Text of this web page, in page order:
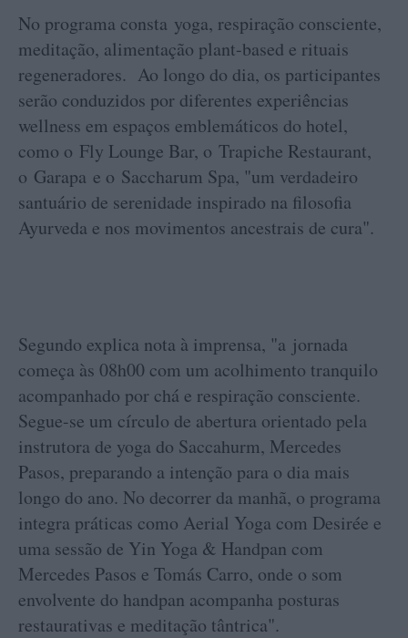
No programa consta yoga, respiração consciente,
meditação, alimentação plant-based e rituais
regeneradores. Ao longo do dia, os participantes
serão conduzidos por diferentes experiências
wellness em espaços emblemáticos do hotel,
como o Fly Lounge Bar, o Trapiche Restaurant,
o Garapa e o Saccharum Spa, "um verdadeiro
santuário de serenidade inspirado na filosofia
Ayurveda e nos movimentos ancestrais de cura".
Segundo explica nota à imprensa, "a jornada
começa às 08h00 com um acolhimento tranquilo
acompanhado por chá e respiração consciente.
Segue-se um círculo de abertura orientado pela
instrutora de yoga do Saccahurm, Mercedes
Pasos, preparando a intenção para o dia mais
longo do ano. No decorrer da manhã, o programa
integra práticas como Aerial Yoga com Desirée e
uma sessão de Yin Yoga & Handpan com
Mercedes Pasos e Tomás Carro, onde o som
envolvente do handpan acompanha posturas
restaurativas e meditação tântrica".